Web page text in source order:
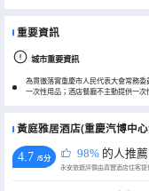
重要資訊
城市重要資訊
為貫徹落實重慶市人民代表大會常務
一次性用品；酒店餐廳不主動提供一
黃庭雅居酒店(重慶汽博中
4.7 /5分 98% 的人推薦